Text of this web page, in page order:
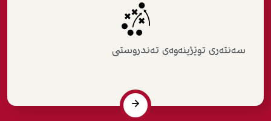
سەنتەری توێژینەوەی تەندروستی